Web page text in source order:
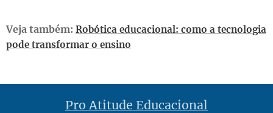
Veja também: Robótica educacional: como a tecnologia
pode transformar o ensino
Pro Atitude Educacional